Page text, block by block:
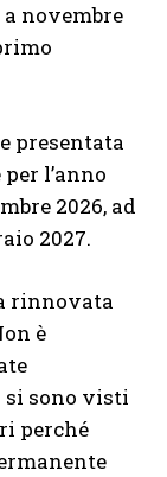
a novembre
presentata
l’anno
2026, ad
2027.
rinnovata
è
sono visti
perché